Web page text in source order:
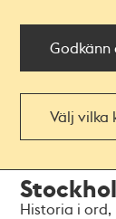
Godkänn
Välj vilka
navigationen
huvudinnehållet
Historia i ord,